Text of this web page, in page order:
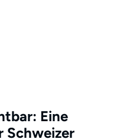
Eine
Schweizer